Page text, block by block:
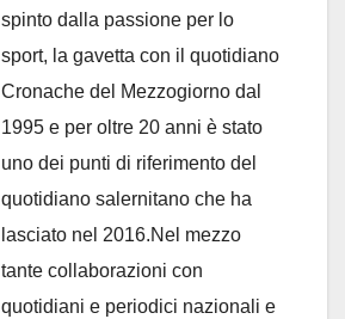
spinto dalla passione per lo
sport, la gavetta con il quotidiano
Cronache del Mezzogiorno dal
1995 e per oltre 20 anni è stato
uno dei punti di riferimento del
quotidiano salernitano che ha
lasciato nel 2016.Nel mezzo
tante collaborazioni con
quotidiani e periodici nazionali e